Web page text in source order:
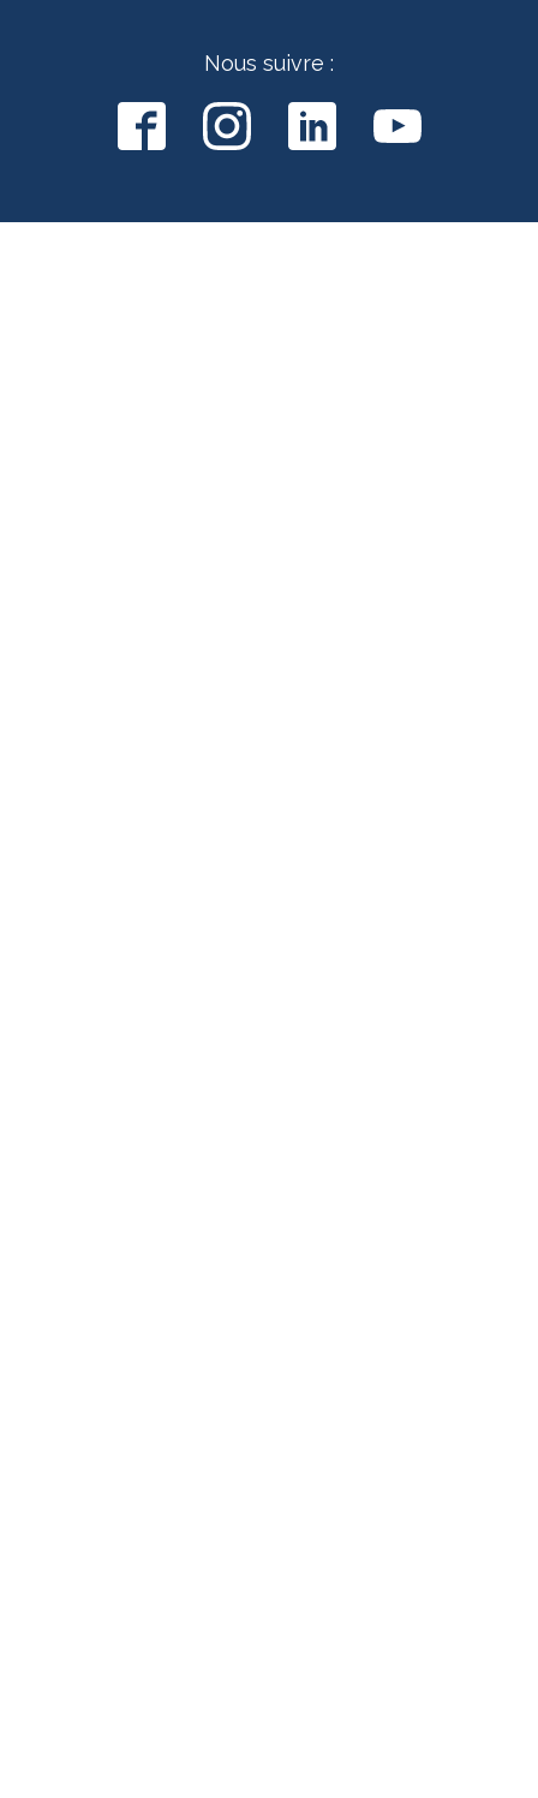
Nous suivre :